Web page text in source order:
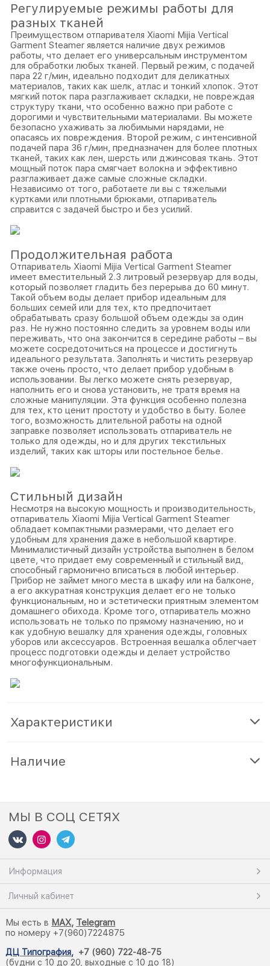
Регулируемые режимы работы для
разных тканей
Преимуществом отпаривателя Xiaomi Mijia Vertical
Garment Steamer является наличие двух режимов
работы, что делает его универсальным инструментом
для обработки любых тканей. Первый режим, с подачей
пара 22 г/мин, идеально подходит для деликатных
материалов, таких как шелк, атлас и тонкий хлопок. Этот
мягкий поток пара разглаживает складки, не повреждая
структуру ткани, что особенно важно при работе с
дорогими и чувствительными материалами. Вы можете
безопасно ухаживать за любимыми нарядами, не
опасаясь их повреждения. Второй режим, с интенсивной
подачей пара 36 г/мин, предназначен для более плотных
тканей, таких как лен, шерсть или джинсовая ткань. Этот
мощный поток пара смягчает волокна и эффективно
разглаживает даже самые сложные складки.
Независимо от того, работаете ли вы с тяжелыми
куртками или плотными брюками, отпариватель
справится с задачей быстро и без усилий.
Продолжительная работа
Отпариватель Xiaomi Mijia Vertical Garment Steamer
имеет вместительный 2.3 литровый резервуар для воды,
который позволяет гладить без перерыва до 60 минут.
Такой объем воды делает прибор идеальным для
больших семей или для тех, кто предпочитает
обрабатывать сразу большой объем одежды за один
раз. Не нужно постоянно следить за уровнем воды или
переживать, что она закончится в середине работы – вы
можете сосредоточиться на процессе и достигнуть
идеального результата. Заполнять и чистить резервуар
также очень просто, что делает прибор удобным в
использовании. Вы легко можете снять резервуар,
наполнить его и снова установить, не тратя время на
сложные манипуляции. Эта функция особенно полезна
для тех, кто ценит простоту и удобство в быту. Более
того, возможность длительной работы на одной
заправке позволяет использовать отпариватель не
только для одежды, но и для других текстильных
изделий, таких как шторы или постельное белье.
Стильный дизайн
Несмотря на высокую мощность и производительность,
отпариватель Xiaomi Mijia Vertical Garment Steamer
обладает компактными размерами, что делает его
удобным для хранения даже в небольшой квартире.
Минималистичный дизайн устройства выполнен в белом
цвете, что придает ему современный и стильный вид,
способный гармонично вписаться в любой интерьер.
Прибор не займет много места в шкафу или на балконе,
а его аккуратная конструкция делает его не только
функциональным, но и эстетически приятным элементом
домашнего обихода. Кроме того, отпариватель можно
использовать не только по прямому назначению, но и
как удобную вешалку для хранения одежды, головных
уборов или аксессуаров. Встроенная вешалка облегчает
процесс подготовки одежды и делает устройство
многофункциональным.
Характеристики
Наличие
МЫ В СОЦ СЕТЯХ
Информация
Личный кабинет
Мы есть в MAX, Telegram
по номеру +7(960)7224875
ДЦ Типография, +7 (960) 722-48-75
(будни с 10 до 20, выходные с 10 до 18)